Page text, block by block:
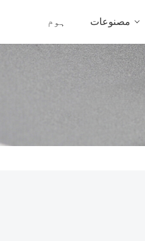
ہوم مصنوعات